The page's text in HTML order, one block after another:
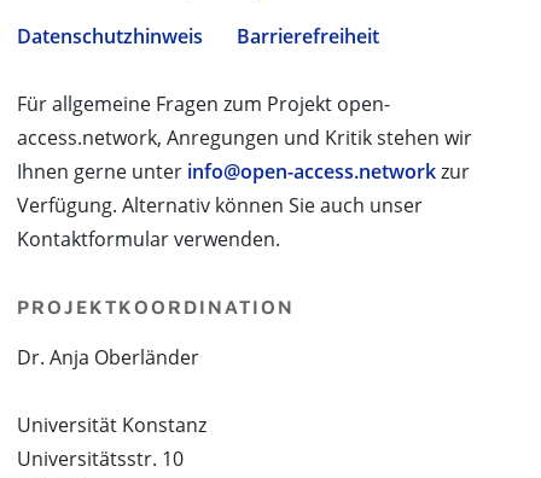
Datenschutzhinweis
Barrierefreiheit
Für allgemeine Fragen zum Projekt open-
access.network, Anregungen und Kritik stehen wir
Ihnen gerne unter info@open-access.networkzur
Verfügung. Alternativ können Sie auch unser
Kontaktformular verwenden.
PROJEKTKOORDINATION
Dr. Anja Oberländer
Universität Konstanz
Universitätsstr. 10